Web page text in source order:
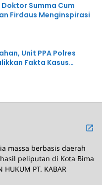
Summa Cum
Firdaus Menginspirasi
Unit PPA Polres
Fakta Kasus
massa berbasis daerah
peliputan di Kota Bima
PT. KABAR